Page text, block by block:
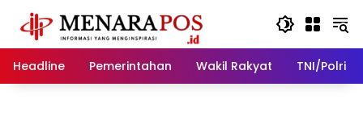
konten
Headline
Pemerintahan Wakil Rakyat TNI/Polri